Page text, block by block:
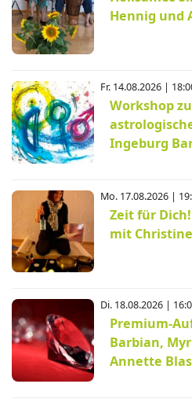
Hennig und
Fr. 14.08.2026 |
Workshop
Ingeburg
Mo. 17.08.2026 |
Zeit für
mit
Di. 18.08.2026 |
Premium-
Barbian,
Annette